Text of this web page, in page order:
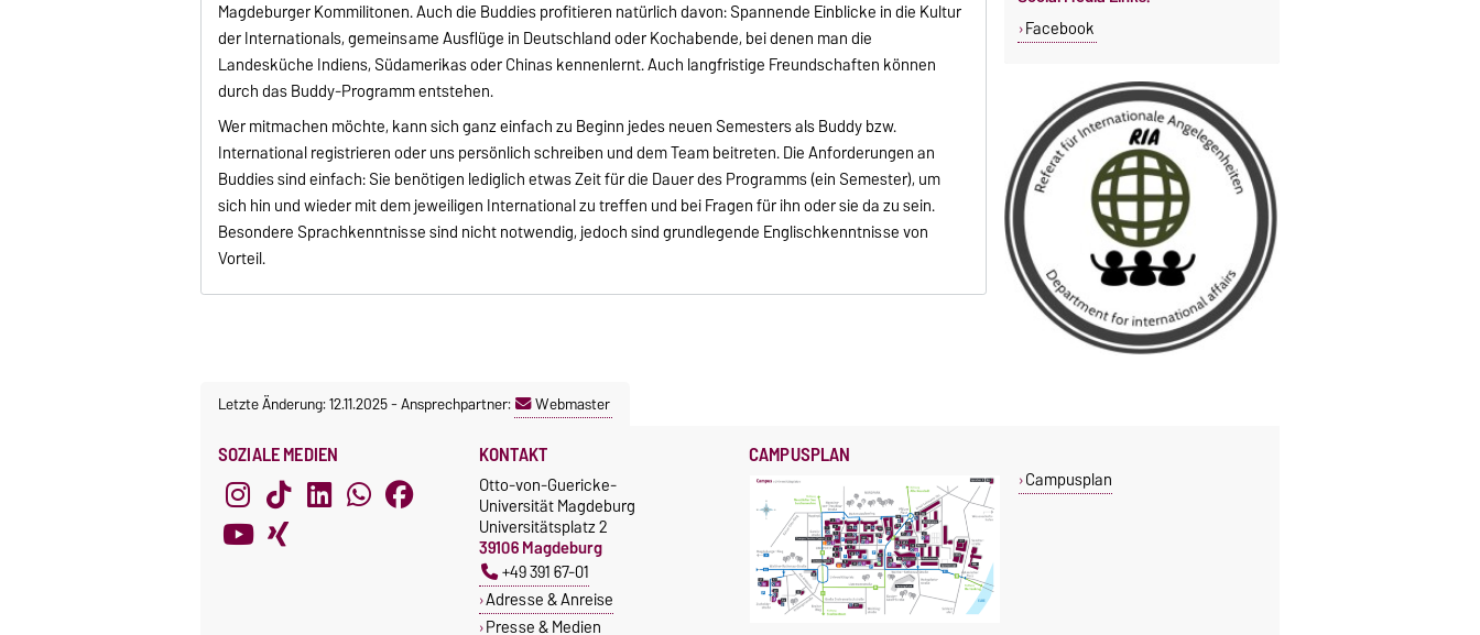
Magdeburger Kommilitonen. Auch die Buddies profitieren natürlich davon: Spannende Einblicke in die Kultur
der Internationals, gemeinsame Ausflüge in Deutschland oder Kochabende, bei denen man die
Landesküche Indiens, Südamerikas oder Chinas kennenlernt. Auch langfristige Freundschaften können
durch das Buddy-Programm entstehen.
Wer mitmachen möchte, kann sich ganz einfach zu Beginn jedes neuen Semesters als Buddy bzw.
International registrieren oder uns persönlich schreiben und dem Team beitreten. Die Anforderungen an
Buddies sind einfach: Sie benötigen lediglich etwas Zeit für die Dauer des Programms (ein Semester), um
sich hin und wieder mit dem jeweiligen International zu treffen und bei Fragen für ihn oder sie da zu sein.
Besondere Sprachkenntnisse sind nicht notwendig, jedoch sind grundlegende Englischkenntnisse von
Vorteil.
Facebook
Letzte Änderung: 12.11.2025-Ansprechpartner: Webmaster
SOZIALE MEDIEN KONTAKT
Otto-von-Guericke-
Universität Magdeburg
Universitätsplatz 2
39106 Magdeburg
+49 391 67-01
Adresse & Anreise
Presse & Medien
CAMPUSPLAN
Campusplan